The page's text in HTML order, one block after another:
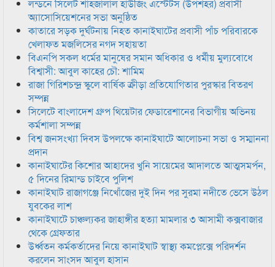
লন্ডনে সিলেট শাহজালাল হাউজিং এস্টেটস (উপশহর) প্রবাসী
অ্যাসোসিয়েশনের সভা অনুষ্ঠিত
কাতারে সড়ক দুর্ঘটনায় নিহত কানাইঘাটের প্রবাসী পাঁচ পরিবারকে
খেলাফত মজলিসের নগদ সহায়তা
বিএনপি সকল ধর্মের মানুষের সমান অধিকার ও ধর্মীয় মুল্যবোধে
বিশ্বাসী: আবুল কাহের চৌ: শামিম
রাজা গিরিশচন্দ্র স্কুলে বার্ষিক ক্রীড়া প্রতিযোগিতার পুরস্কার বিতরণ
সম্পন্ন
সিলেটে বাংলাদেশ গ্রুপ থিয়েটার ফেডারেশানের বিভাগীয় অভিনয়
কর্মশালা সম্পন্ন
বিশ্ব জনসংখ্যা দিবস উপলক্ষে কানাইঘাটে আলোচনা সভা ও সম্মাননা
প্রদান
কানাইঘাটের কিশোর আহাদের খুনি সায়েমের আদালতে আত্মসমর্পন,
৫ দিনের রিমান্ড চাইবে পুলিশ
কানাইঘাট রাজাগঞ্জে নিখোঁজের দুই দিন পর সুরমা নদীতে ভেসে উঠল
যুবকের লাশ
কানাইঘাটে চাঞ্চল্যকর জাহাঙ্গীর হত্যা মামলার ৩ আসামী কক্সবাজার
থেকে গ্রেফতার
উর্ধ্বতন কর্মকর্তাদের নিয়ে কানাইঘাট স্বাস্থ্য কমপ্লেক্সে পরিদর্শন
করলেন সাংসদ আবুল হাসান